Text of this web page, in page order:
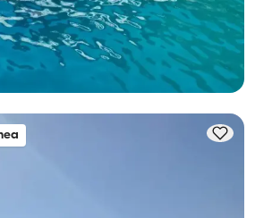
3 Camarote · 12.00m
Ver disponibilidad y precio